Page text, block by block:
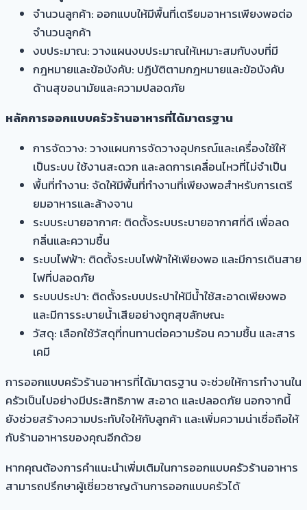
จำนวนลูกค้า: ออกแบบให้มีพื้นที่เตรียมอาหารเพียงพอต่อ
จำนวนลูกค้า
งบประมาณ: วางแผนงบประมาณให้เหมาะสมกับงบที่มี
กฎหมายและข้อบังคับ: ปฏิบัติตามกฎหมายและข้อบังคับ
ด้านสุขอนามัยและความปลอดภัย
หลักการออกแบบครัวร้านอาหารที่ได้มาตรฐาน
การจัดวาง: วางแผนการจัดวางอุปกรณ์และเครื่องใช้ให้
เป็นระบบ ใช้งานสะดวก และลดการเคลื่อนไหวที่ไม่จำเป็น
พื้นที่ทำงาน: จัดให้มีพื้นที่ทำงานที่เพียงพอสำหรับการเตรี
ยมอาหารและล้างจาน
ระบบระบายอากาศ: ติดตั้งระบบระบายอากาศที่ดี เพื่อลด
กลิ่นและความชื้น
ระบบไฟฟ้า: ติดตั้งระบบไฟฟ้าให้เพียงพอ และมีการเดินสาย
ไฟที่ปลอดภัย
ระบบประปา: ติดตั้งระบบประปาให้มีน้ำใช้สะอาดเพียงพอ
และมีการระบายน้ำเสียอย่างถูกสุขลักษณะ
วัสดุ: เลือกใช้วัสดุที่ทนทานต่อความร้อน ความชื้น และสาร
เคมี
การออกแบบครัวร้านอาหารที่ได้มาตรฐาน จะช่วยให้การทำงานใน
ครัวเป็นไปอย่างมีประสิทธิภาพ สะอาด และปลอดภัย นอกจากนี้
ยังช่วยสร้างความประทับใจให้กับลูกค้า และเพิ่มความน่าเชื่อถือให้
กับร้านอาหารของคุณอีกด้วย
หากคุณต้องการคำแนะนำเพิ่มเติมในการออกแบบครัวร้านอาหาร
สามารถปรึกษาผู้เชี่ยวชาญด้านการออกแบบครัวได้